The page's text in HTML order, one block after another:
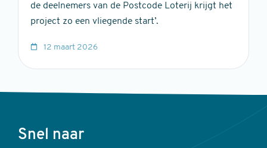
de deelnemers van de Postcode Loterij krijgt het
project zo een vliegende start’.
12 maart 2026
Voet
Snel naar